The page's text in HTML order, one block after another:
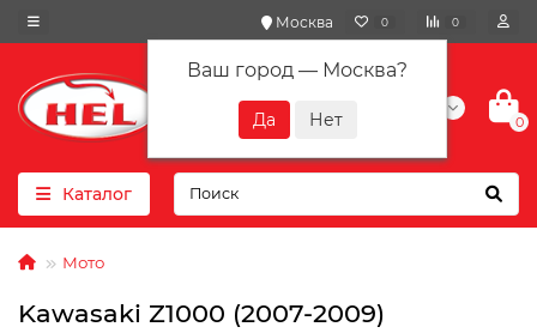
Москва
Ваш город — Москва?
0 0
+7(901) 417-10-01
0
Каталог
Мото
Kawasaki Z1000 (2007-2009)